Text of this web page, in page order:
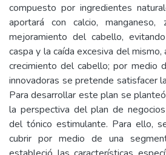
compuesto por ingredientes
aportará con calcio,
mejoramiento del cabello,
caspa y la caída excesiva del
crecimiento del cabello; por medio
innovadoras se pretende satisfacer
Para desarrollar este plan se
la perspectiva del plan de
del tónico estimulante. Para ello,
cubrir por medio de una